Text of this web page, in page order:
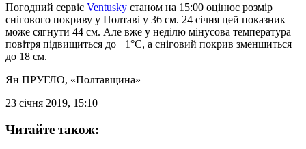
Погодний сервіс Ventusky станом на 15:00 оцінює розмір
снігового покриву у Полтаві у 36 см. 24 січня цей показник
може сягнути 44 см. Але вже у неділю мінусова температура
повітря підвищиться до +1°C, а сніговий покрив зменшиться
до 18 см.
Ян ПРУГЛО, «Полтавщина»
23 січня 2019, 15:10
Читайте також: